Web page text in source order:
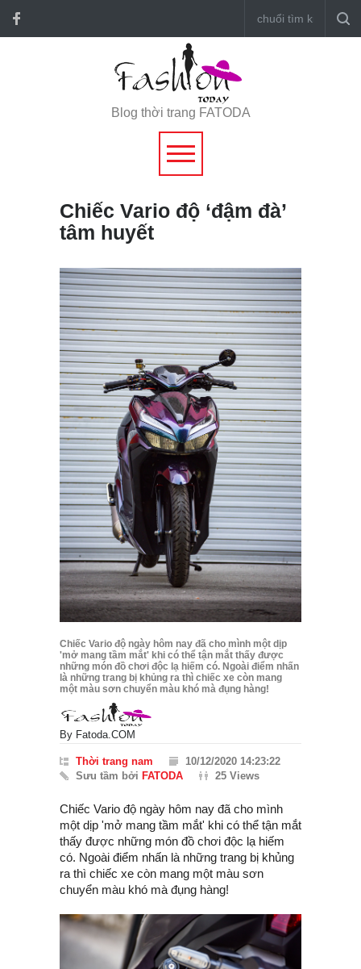
Blog thời trang FATODA
Chiếc Vario độ ‘đậm đà’
tâm huyết
Chiếc Vario độ ngày hôm nay đã cho mình một dịp
'mở mang tầm mắt' khi có thể tận mắt thấy được
những món đồ chơi độc lạ hiếm có. Ngoài điểm nhấn
là những trang bị khủng ra thì chiếc xe còn mang
một màu sơn chuyển màu khó mà đụng hàng!
By Fatoda.COM
Thời trang nam
10/12/2020 14:23:22
Sưu tầm bởi FATODA 25 Views
Chiếc Vario độ ngày hôm nay đã cho mình
một dịp 'mở mang tầm mắt' khi có thể tận mắt
thấy được những món đồ chơi độc lạ hiếm
có. Ngoài điểm nhấn là những trang bị khủng
ra thì chiếc xe còn mang một màu sơn
chuyển màu khó mà đụng hàng!